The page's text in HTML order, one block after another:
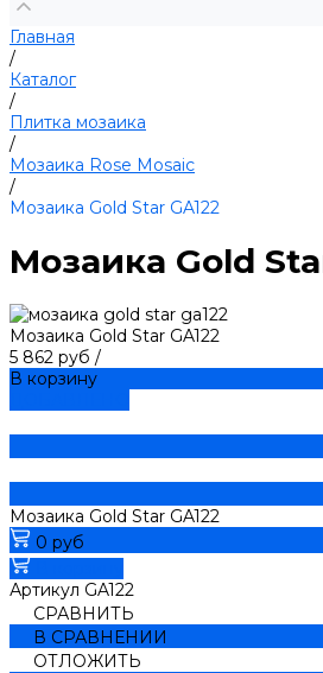
Главная
/
Каталог
/
Плитка мозаика
/
Мозаика Rose Mosaic
/
Мозаика Gold Star GA122
Мозаика Gold
Мозаика Gold Star GA122
5 862 руб /
В корзину
Мозаика Gold Star GA122
0 руб
Артикул GA122
СРАВНИТЬ
В СРАВНЕНИИ
ОТЛОЖИТЬ